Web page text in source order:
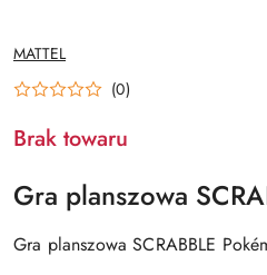
NAZWA
PRODUCENTA:
MATTEL
(0)
Brak towaru
Gra planszowa
Gra planszowa SCRABBLE